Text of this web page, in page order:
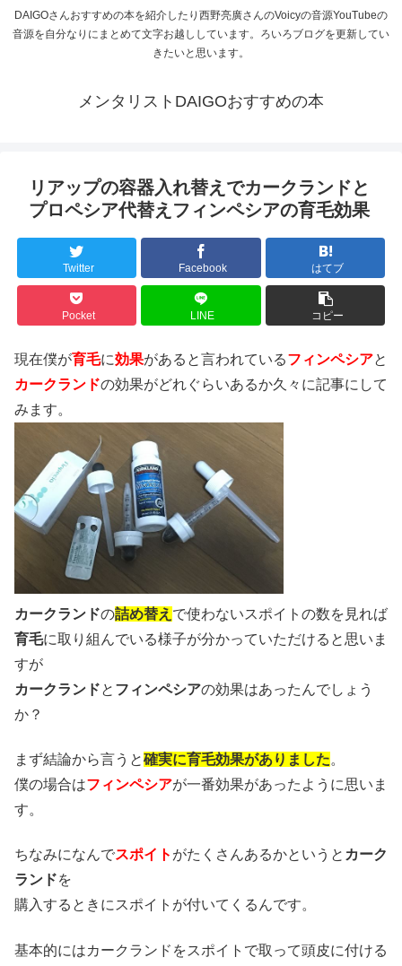
DAIGOさんおすすめの本を紹介したり西野亮廣さんのVoicyの音源YouTubeの
音源を自分なりにまとめて文字お越ししています。ろいろブログを更新してい
きたいと思います。
メンタリストDAIGOおすすめの本
リアップの容器入れ替えでカークランドと
プロペシア代替えフィンペシアの育毛効果
Twitter Facebook はてブ
Pocket LINE コピー
現在僕が育毛に効果があると言われているフィンペシアと
カークランドの効果がどれぐらいあるか久々に記事にして
みます。
カークランドの詰め替え で使わないスポイトの数を見れば
育毛に取り組んでいる様子が分かっていただけると思いま
すが
カークランドと フィンペシアの効果はあったんでしょう
か？
まず結論から言うと確実に育毛効果がありました。
僕の場合はフィンペシアが一番効果があったように思いま
す。
ちなみになんでスポイト がたくさんあるかというと カーク
ランドを
購入するときにスポイトが付いてくるんです。
基本的にはカークランドをスポイトで取って頭皮に付ける